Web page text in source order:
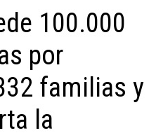
100.000
por
familias y
la